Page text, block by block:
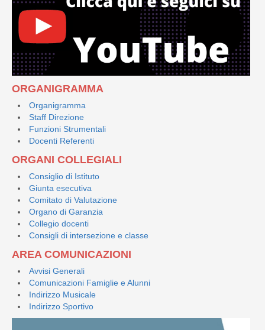
ORGANIGRAMMA
Organigramma
Staff Direzione
Funzioni Strumentali
Docenti Referenti
ORGANI COLLEGIALI
Consiglio di Istituto
Giunta esecutiva
Comitato di Valutazione
Organo di Garanzia
Collegio docenti
Consigli di intersezione e classe
AREA COMUNICAZIONI
Avvisi Generali
Comunicazioni Famiglie e Alunni
Indirizzo Musicale
Indirizzo Sportivo